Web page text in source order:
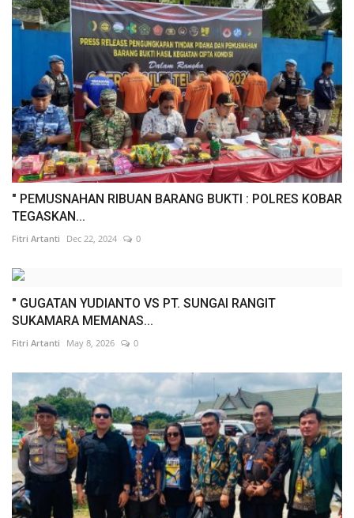
" PEMUSNAHAN RIBUAN BARANG BUKTI : POLRES KOBAR
TEGASKAN...
Fitri Artanti Dec 22, 2024 0
" GUGATAN YUDIANTO VS PT. SUNGAI RANGIT
SUKAMARA MEMANAS...
Fitri Artanti May 8, 2026 0